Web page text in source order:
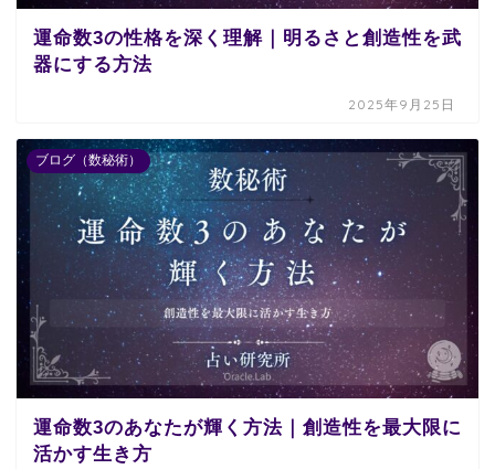
運命数3の性格を深く理解｜明るさと創造性を武
器にする方法
2025年9月25日
ブログ（数秘術）
運命数3のあなたが輝く方法｜創造性を最大限に
活かす生き方